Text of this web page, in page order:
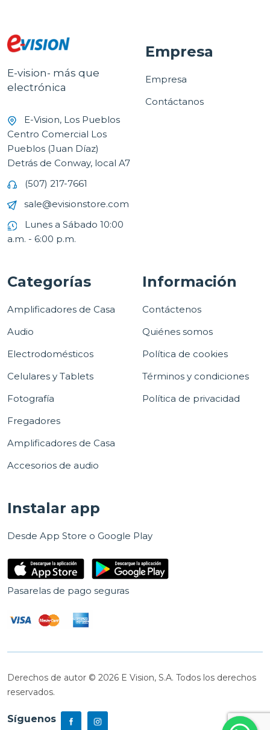
E-vision- más que
electrónica
E-Vision, Los Pueblos
Centro Comercial Los
Pueblos (Juan Díaz)
Detrás de Conway, local A7
(507) 217-7661
sale@evisionstore.com
Lunes a Sábado 10:00
a.m. - 6:00 p.m.
Empresa
Empresa
Contáctanos
Categorías
Amplificadores de Casa
Audio
Electrodomésticos
Celulares y Tablets
Fotografía
Fregadores
Amplificadores de Casa
Accesorios de audio
Información
Contáctenos
Quiénes somos
Política de cookies
Términos y condiciones
Política de privacidad
Instalar app
Desde App Store o Google Play
Pasarelas de pago seguras
Derechos de autor © 2026 E Vision, S.A. Todos los derechos
reservados.
Síguenos